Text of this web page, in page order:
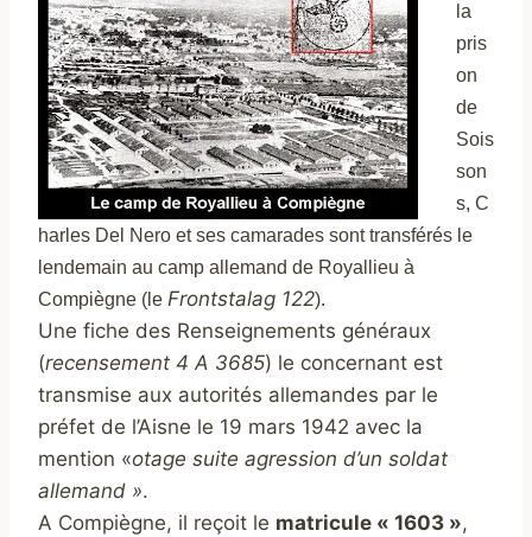
la
pris
on
de
Sois
son
s, C
harles Del Nero et ses camarades sont transférés le
lendemain au camp allemand de Royallieu à
Compiègne (le Frontstalag 122).
Une fiche des Renseignements généraux
(recensement 4 A 3685) le concernant est
transmise aux autorités allemandes par le
préfet de l’Aisne le 19 mars 1942 avec la
mention «otage suite agression d’un soldat
allemand ».
A Compiègne, il reçoit le matricule « 1603 »,